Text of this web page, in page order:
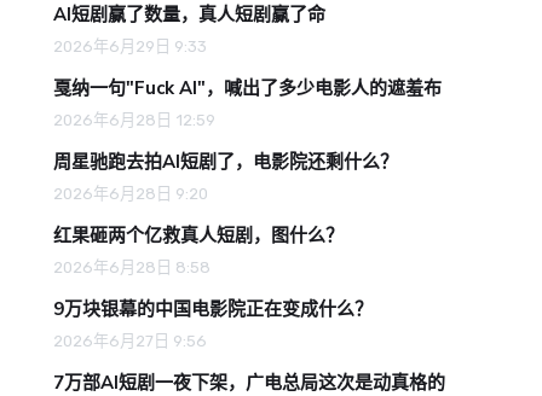
AI短剧赢了数量，真人短剧赢了命
2026年6月29日 9:33
戛纳一句"Fuck AI"，喊出了多少电影人的遮羞布
2026年6月28日 12:59
周星驰跑去拍AI短剧了，电影院还剩什么？
2026年6月28日 9:20
红果砸两个亿救真人短剧，图什么？
2026年6月28日 8:58
9万块银幕的中国电影院正在变成什么？
2026年6月27日 9:56
7万部AI短剧一夜下架，广电总局这次是动真格的